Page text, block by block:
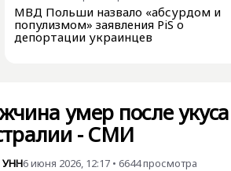
МВД Польши назвало «абсурдом и
популизмом» заявления PiS о
депортации украинцев
умер после
- СМИ
УНН6 июня 2026, 12:17 • 6644просмотра